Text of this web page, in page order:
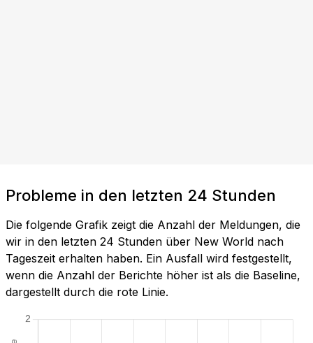
Probleme in den letzten 24 Stunden
Die folgende Grafik zeigt die Anzahl der Meldungen, die
wir in den letzten 24 Stunden über New World nach
Tageszeit erhalten haben. Ein Ausfall wird festgestellt,
wenn die Anzahl der Berichte höher ist als die Baseline,
dargestellt durch die rote Linie.